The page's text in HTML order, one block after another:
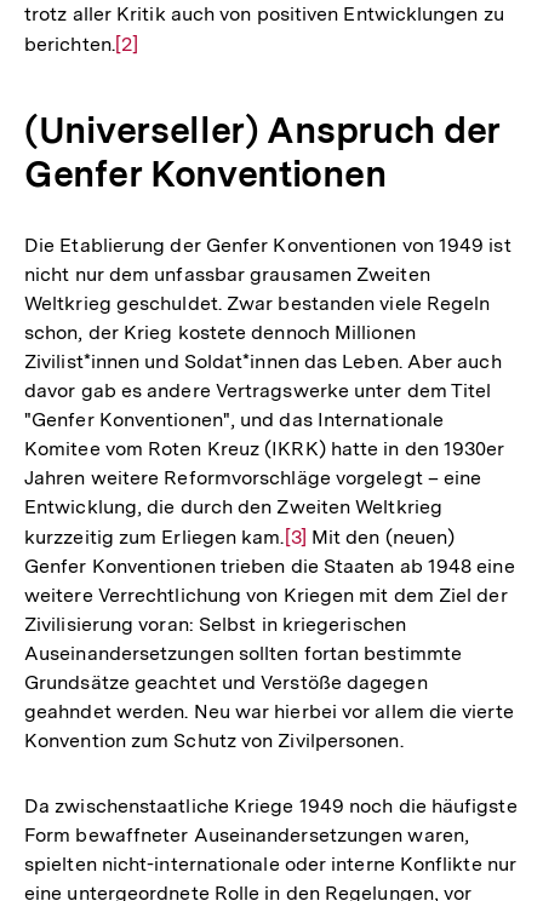
trotz aller Kritik auch von positiven Entwicklungen zu
berichten.Zur
Fußnote
[2]
(Universeller) Anspruch der
Genfer Konventionen
Die Etablierung der Genfer Konventionen von 1949 ist
nicht nur dem unfassbar grausamen Zweiten
Weltkrieg geschuldet. Zwar bestanden viele Regeln
schon, der Krieg kostete dennoch Millionen
Zivilist*innen und Soldat*innen das Leben. Aber auch
davor gab es andere Vertragswerke unter dem Titel
"Genfer Konventionen", und das Internationale
Komitee vom Roten Kreuz (IKRK) hatte in den 1930er
Jahren weitere Reformvorschläge vorgelegt – eine
Entwicklung, die durch den Zweiten Weltkrieg
kurzzeitig zum Erliegen kam. Zur
Auflösung
der
Fußnote
[3] Mit den (neuen)
Genfer Konventionen trieben die Staaten ab 1948 eine
weitere Verrechtlichung von Kriegen mit dem Ziel der
Zivilisierung voran: Selbst in kriegerischen
Auseinandersetzungen sollten fortan bestimmte
Grundsätze geachtet und Verstöße dagegen
geahndet werden. Neu war hierbei vor allem die vierte
Konvention zum Schutz von Zivilpersonen.
Da zwischenstaatliche Kriege 1949 noch die häufigste
Form bewaffneter Auseinandersetzungen waren,
spielten nicht-internationale oder interne Konflikte nur
eine untergeordnete Rolle in den Regelungen, vor